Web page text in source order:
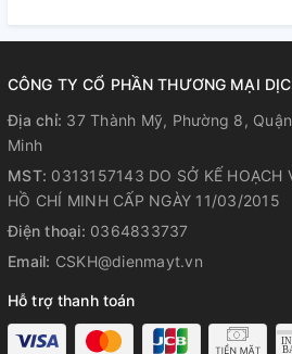
CÔNG TY CỔ PHẦN THƯƠNG MẠI
Địa chỉ: 37 Thành Mỹ, Phường 8,
Minh
MST: 0313157143 DO SỞ KẾ HOẠCH
HỒ CHÍ MINH CẤP NGÀY 11/03/2015
Điện thoại: 0364833737
Email: CSKH@dienmayt.vn
Hỗ trợ thanh toán